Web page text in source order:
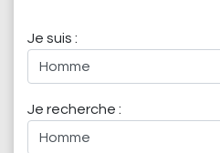
Je suis :
Je recherche :